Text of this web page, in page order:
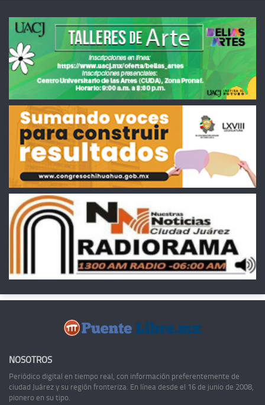
NOSOTROS
Periódico digital en tiempo real, con información preferentemente de
ciudad Juárez y su región fronteriza. En línea desde el 16 de junio de 2008,
pionero en su tipo.